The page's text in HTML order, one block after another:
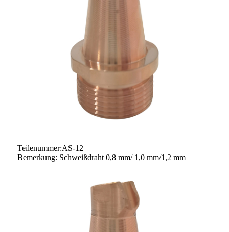
Teilenummer:AS-12
Bemerkung: Schweißdraht 0,8 mm/ 1,0 mm/1,2 mm